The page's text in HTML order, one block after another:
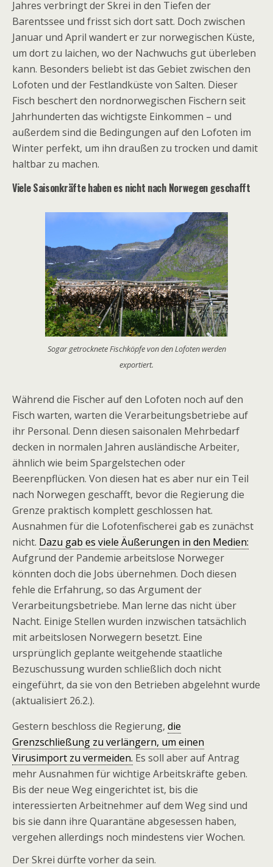
Jahres verbringt der Skrei in den Tiefen der
Barentssee und frisst sich dort satt. Doch zwischen
Januar und April wandert er zur norwegischen Küste,
um dort zu laichen, wo der Nachwuchs gut überleben
kann. Besonders beliebt ist das Gebiet zwischen den
Lofoten und der Festlandküste von Salten. Dieser
Fisch beschert den nordnorwegischen Fischern seit
Jahrhunderten das wichtigste Einkommen – und
außerdem sind die Bedingungen auf den Lofoten im
Winter perfekt, um ihn draußen zu trocken und damit
haltbar zu machen.
Viele Saisonkräfte haben es nicht nach Norwegen geschafft
Sogar getrocknete Fischköpfe von den Lofoten werden
exportiert.
Während die Fischer auf den Lofoten noch auf den
Fisch warten, warten die Verarbeitungsbetriebe auf
ihr Personal. Denn diesen saisonalen Mehrbedarf
decken in normalen Jahren ausländische Arbeiter,
ähnlich wie beim Spargelstechen oder
Beerenpflücken. Von diesen hat es aber nur ein Teil
nach Norwegen geschafft, bevor die Regierung die
Grenze praktisch komplett geschlossen hat.
Ausnahmen für die Lofotenfischerei gab es zunächst
nicht. Dazu gab es viele Äußerungen in den Medien:
Aufgrund der Pandemie arbeitslose Norweger
könnten doch die Jobs übernehmen. Doch diesen
fehle die Erfahrung, so das Argument der
Verarbeitungsbetriebe. Man lerne das nicht über
Nacht. Einige Stellen wurden inzwischen tatsächlich
mit arbeitslosen Norwegern besetzt. Eine
ursprünglich geplante weitgehende staatliche
Bezuschussung wurden schließlich doch nicht
eingeführt, da sie von den Betrieben abgelehnt wurde
(aktualisiert 26.2.).
Gestern beschloss die Regierung, die
Grenzschließung zu verlängern, um einen
Virusimport zu vermeiden. Es soll aber auf Antrag
mehr Ausnahmen für wichtige Arbeitskräfte geben.
Bis der neue Weg eingerichtet ist, bis die
interessierten Arbeitnehmer auf dem Weg sind und
bis sie dann ihre Quarantäne abgesessen haben,
vergehen allerdings noch mindestens vier Wochen.
Der Skrei dürfte vorher da sein.